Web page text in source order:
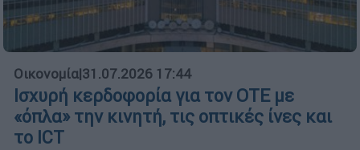
Οικονομία|31.07.2026 17:44
Ισχυρή κερδοφορία για τον ΟΤΕ με
«όπλα» την κινητή, τις οπτικές ίνες και
το ICT